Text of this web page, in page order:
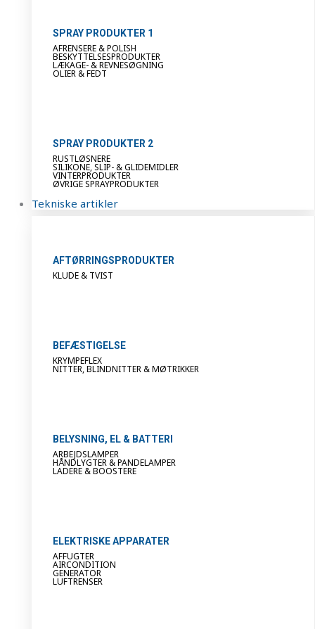
SPRAY PRODUKTER 1
AFRENSERE & POLISH
BESKYTTELSESPRODUKTER
LÆKAGE- & REVNESØGNING
OLIER & FEDT
SPRAY PRODUKTER 2
RUSTLØSNERE
SILIKONE, SLIP- & GLIDEMIDLER
VINTERPRODUKTER
ØVRIGE SPRAYPRODUKTER
Tekniske artikler
AFTØRRINGSPRODUKTER
KLUDE & TVIST
BEFÆSTIGELSE
KRYMPEFLEX
NITTER, BLINDNITTER & MØTRIKKER
BELYSNING, EL & BATTERI
ARBEJDSLAMPER
HÅNDLYGTER & PANDELAMPER
LADERE & BOOSTERE
ELEKTRISKE APPARATER
AFFUGTER
AIRCONDITION
GENERATOR
LUFTRENSER